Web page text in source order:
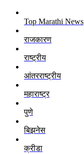
Top Marathi News
राजकारण
राष्ट्रीय
आंतरराष्ट्रीय
महाराष्ट्र
पुणे
बिझनेस
क्रीडा